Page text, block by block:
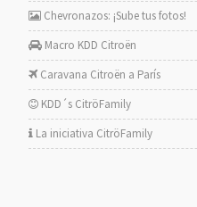
Chevronazos: ¡Sube tus fotos!
Macro KDD Citroën
Caravana Citroën a París
KDD´s CitröFamily
La iniciativa CitröFamily